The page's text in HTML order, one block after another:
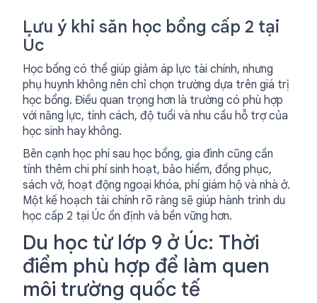
Lưu ý khi săn học bổng cấp 2 tại
Úc
Học bổng có thể giúp giảm áp lực tài chính, nhưng
phụ huynh không nên chỉ chọn trường dựa trên giá trị
học bổng. Điều quan trọng hơn là trường có phù hợp
với năng lực, tính cách, độ tuổi và nhu cầu hỗ trợ của
học sinh hay không.
Bên cạnh học phí sau học bổng, gia đình cũng cần
tính thêm chi phí sinh hoạt, bảo hiểm, đồng phục,
sách vở, hoạt động ngoại khóa, phí giám hộ và nhà ở.
Một kế hoạch tài chính rõ ràng sẽ giúp hành trình du
học cấp 2 tại Úc ổn định và bền vững hơn.
Du học từ lớp 9 ở Úc: Thời
điểm phù hợp để làm quen
môi trường quốc tế